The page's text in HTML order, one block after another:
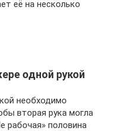
её на несколько
одной рукой
необходимо
вторая рука могла
рабочая» половина